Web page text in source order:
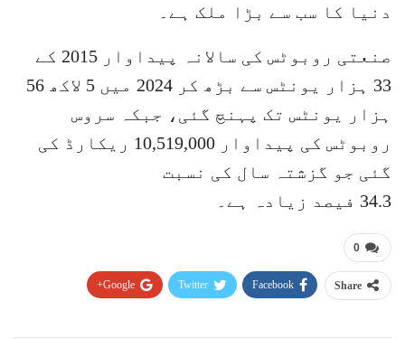
دنیا کا سب سے بڑا ملک ہے۔
صنعتی روبوٹس کی سالانہ پیداوار 2015 کے
33 ہزار یونٹس سے بڑھ کر 2024 میں 5 لاکھ 56
ہزار یونٹس تک پہنچ گئی، جبکہ سروس
روبوٹس کی پیداوار 10,519,000 ریکارڈ کی
گئی جو گزشتہ سال کی نسبت
34.3 فیصد زیادہ ہے۔
0
Share
Facebook
Twitter
Google+